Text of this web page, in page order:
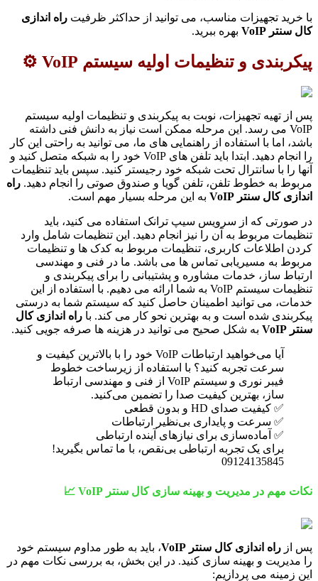
با خرید تجهیزات مناسب، می توانید از حداکثر ظرفیت راه اندازی
کال سنتر VoIP
بهره ببرید.
پیکربندی و تنظیمات اولیه سیستم VoIP ⚙️
پس از تهیه تجهیزات، نوبت به پیکربندی و تنظیمات اولیه سیستم
VoIP می رسد. این مرحله ممکن است نیاز به دانش فنی داشته
باشد، اما با استفاده از راهنمایی های ما، می توانید به راحتی این کار
را انجام دهید. ابتدا باید تلفن های VoIP خود را به شبکه متصل کنید و
آنها را با سانترال تحت شبکه خود رجیستر کنید. سپس باید تنظیمات
مربوط به خطوط تلفن، تلفن گویا و صندوق صوتی را انجام دهید. راه
اندازی کال سنتر VoIP
به این مرحله بسیار مهم است.
در صورتی که از سرویس سیپ ترانک استفاده می کنید، باید
تنظیمات مربوط به آن را نیز انجام دهید. این تنظیمات شامل وارد
کردن اطلاعات کاربری، تنظیمات مربوط به کدک ها و تنظیمات
مربوط به مسیریابی تماس ها می باشد. ما در فنی و مهندسی
ارتباط ساز، خدمات مشاوره و پشتیبانی را برای پیکربندی و
تنظیمات سیستم VoIP به شما ارائه می دهیم. با استفاده از این
خدمات، می توانید اطمینان حاصل کنید که سیستم شما به درستی
پیکربندی شده است و به بهترین نحو کار می کند. با راه اندازی کال
سنتر VoIP
به شکل صحیح می توانید در هزینه ها صرفه جویی کنید.
آیا می‌خواهید ارتباطات VoIP خود را با بالاترین کیفیت و
سرعت تجربه کنید؟ با استفاده از زیرساخت خطوط
فیبر نوری و سیستم VoIP از فنی و مهندسی ارتباط
ساز، بهترین کیفیت صدا را تضمین می‌کنید.
✅ کیفیت صدای HD و بدون قطعی
✅ سرعت و پایداری بی‌نظیر ارتباطات
✅ آماده‌سازی برای نیازهای آینده ارتباطی
برای یک تجربه ارتباطی بی‌نقص، با ما تماس بگیرید!
09124135845
نکات مهم در مدیریت و بهینه سازی کال سنتر VoIP 📈
پس از راه اندازی کال سنتر VoIP
، باید به طور مداوم سیستم خود
را مدیریت و بهینه سازی کنید. در این بخش، به بررسی نکات مهم در
این زمینه می پردازیم: